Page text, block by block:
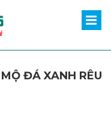
ĐÁ XANH RÊU